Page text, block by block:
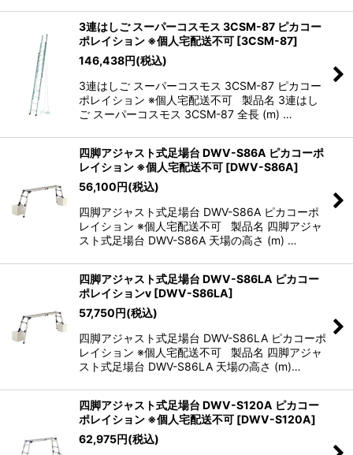
3連はしご スーパーコスモス 3CSM-87 ピカコー
ポレイション ※個人宅配送不可 [3CSM-87]
146,438円(税込)
3連はしご スーパーコスモス 3CSM-87 ピカコー
ポレイション ※個人宅配送不可 製品名 3連はし
ご スーパーコスモス 3CSM-87 全長 (m) …
四脚アジャスト式足場台 DWV-S86A ピカコーポ
レイション ※個人宅配送不可 [DWV-S86A]
56,100円(税込)
四脚アジャスト式足場台 DWV-S86A ピカコーポ
レイション ※個人宅配送不可 製品名 四脚アジャ
スト式足場台 DWV-S86A 天場の高さ (m) …
四脚アジャスト式足場台 DWV-S86LA ピカコー
ポレイションv [DWV-S86LA]
57,750円(税込)
四脚アジャスト式足場台 DWV-S86LA ピカコーポ
レイション ※個人宅配送不可 製品名 四脚アジャ
スト式足場台 DWV-S86LA 天場の高さ (m)…
四脚アジャスト式足場台 DWV-S120A ピカコー
ポレイション ※個人宅配送不可 [DWV-S120A]
62,975円(税込)